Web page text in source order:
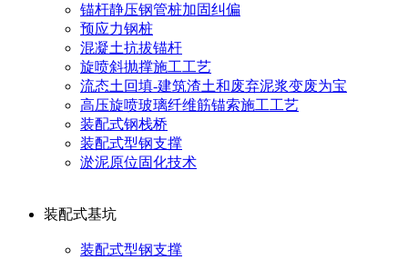
锚杆静压钢管桩加固纠偏
预应力钢桩
混凝土抗拔锚杆
旋喷斜抛撑施工工艺
流态土回填-建筑渣土和废弃泥浆变废为宝
高压旋喷玻璃纤维筋锚索施工工艺
装配式钢栈桥
装配式型钢支撑
淤泥原位固化技术
装配式基坑
装配式型钢支撑